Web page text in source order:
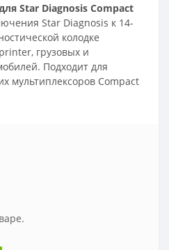
Star Diagnosis Compact
Star Diagnosis к 14-
колодке
грузовых и
Подходит для
мультиплексоров Compact